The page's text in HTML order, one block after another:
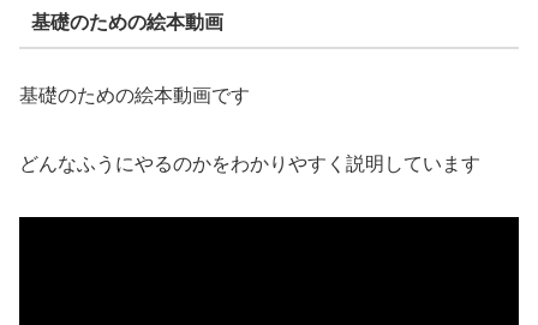
基礎のための絵本動画
基礎のための絵本動画です
どんなふうにやるのかをわかりやすく説明しています